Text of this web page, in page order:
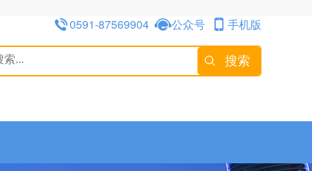
手机版
公众号
0591-87569904
搜索